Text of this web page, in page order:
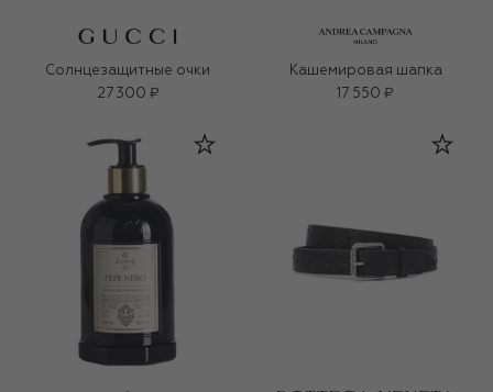
Солнцезащитные очки
27 300 ₽
Кашемировая шапка
17 550 ₽